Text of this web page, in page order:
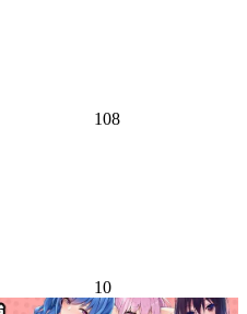
108
10